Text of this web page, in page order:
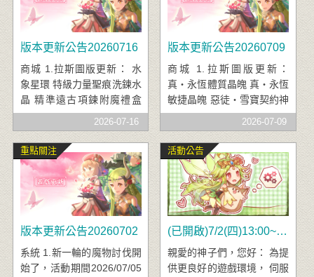
天之魔‧核心碎片
版本更新公告20260716
商城 1.拉斯圖版更新： 水
象星環 特級力量聖痕洗鍊水
晶 精準遠古項鍊附魔禮盒
特級智力聖痕洗鍊水晶 精準
遠古戒指附魔禮盒 特級體質
聖痕洗鍊水晶 手染服飾．學
院制服(男) 手染服飾．學院
制服(女) 手染髮型．海風時
光(男) 手染髮型．海風輕語
(女)
2026-07-16
版本更新公告20260709
商城 1.拉斯圖版更新：
真‧永恆體質晶魄 真‧永恆
敏捷晶魄 惡徒‧雪寶契約神
卡 惡徒‧伯羅諾斯契約神卡
聖徒‧托蕾希雅契約神卡 聖
徒‧奎拉昂契約神卡 紫耀晶
石聖凰 紅焰晶石聖凰 面
飾．頑皮兔耳眼鏡 面飾．純
潔兔耳眼鏡
2026-07-09
版本更新公告20260702
系統 1.新一輪的魔物討伐開
始了，活動期間2026/07/05
重點關注
(已開啟)7/2(四)13:00~16:00例行性維護公告
親愛的神子們，您好： 為提
供更良好的遊戲環境， 伺服
活動公告